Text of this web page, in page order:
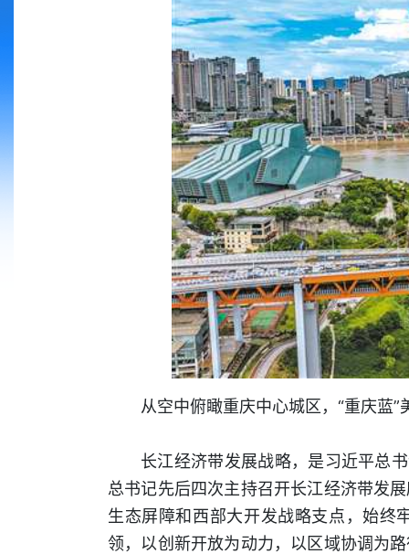
从空中俯瞰重庆中心城区，“重庆蓝
长江经济带发展战略，是习近平总
总书记先后四次主持召开长江经济带发
生态屏障和西部大开发战略支点，始终
领，以创新开放为动力，以区域协调为